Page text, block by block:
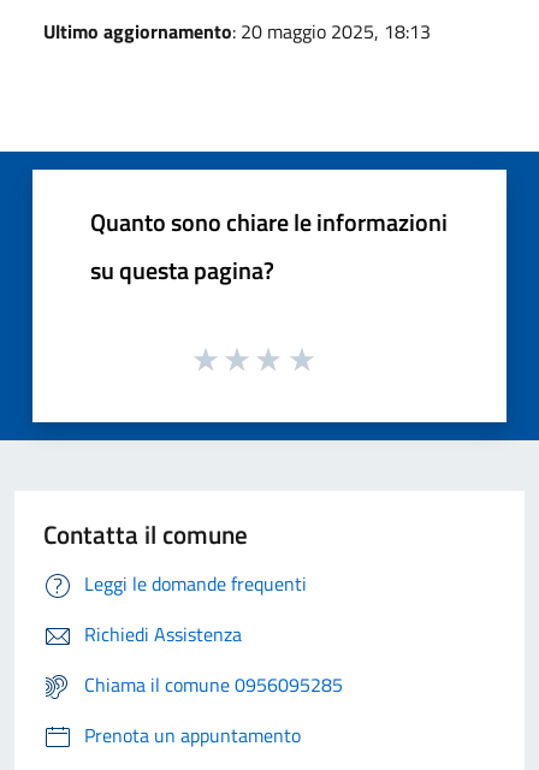
Ultimo aggiornamento: 20 maggio 2025, 18:13
Quanto sono chiare le informazioni
su questa pagina?
Contatta il comune
Leggi le domande frequenti
Richiedi Assistenza
Chiama il comune 0956095285
Prenota un appuntamento